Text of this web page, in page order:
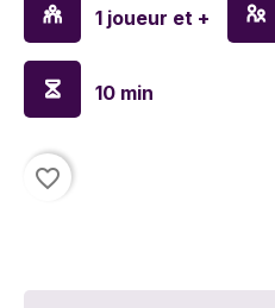
1 joueur et +
10 min
favorite_border